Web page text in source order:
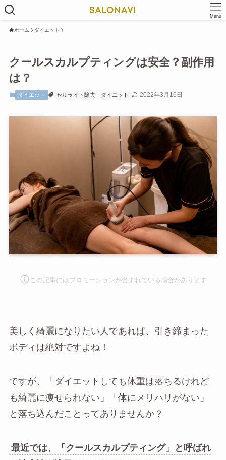
Menu
ホーム ダイエット
クールスカルプティングは安全？副作用
は？
ダイエット セルライト除去 ダイエット 2022年3月16日
この記事にはプロモーションが含まれて いる場合があります
美しく綺麗になりたい人であれば、引き締まった
ボディは絶対ですよね！
ですが、「ダイエットしても体重は落ちるけれど
も綺麗に痩せられない」「体にメリハリがない」
と落ち込んだことってありませんか？
最近では、「クールスカルプティング」と呼ばれ